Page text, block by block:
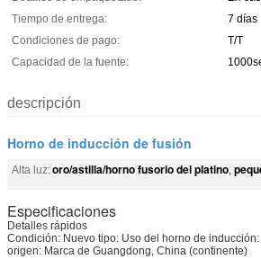
Tiempo de entrega:
7 días
Condiciones de pago:
T/T
Capacidad de la fuente:
descripción
Horno de inducción de fusión
Alta luz:oro/astilla/horno fusorio del platino,
Especificaciones
Detalles rápidos
Condición: Nuevo tipo: Uso del horno de
origen: Marca de Guangdong, China (continente)